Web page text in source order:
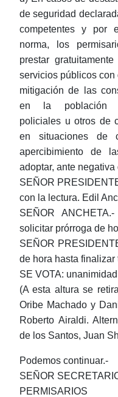
de seguridad
competentes y por
norma, los
prestar
servicios públicos
mitigación de las
en la población -
policiales u otros de
en situaciones de
apercibimiento de
adoptar, ante
SEÑOR
con la lectura. Edil
SEÑOR
solicitar prórroga de
SEÑOR
de hora hasta
SE VOTA:
(A esta altura se
Oribe Machado y
Roberto Airaldi.
de los Santos, Juan
Podemos continuar.-
SEÑOR
PERMISARIOS